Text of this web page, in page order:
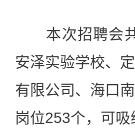
本次招聘会共
安泽实验学校、
有限公司、海口
岗位253个，可